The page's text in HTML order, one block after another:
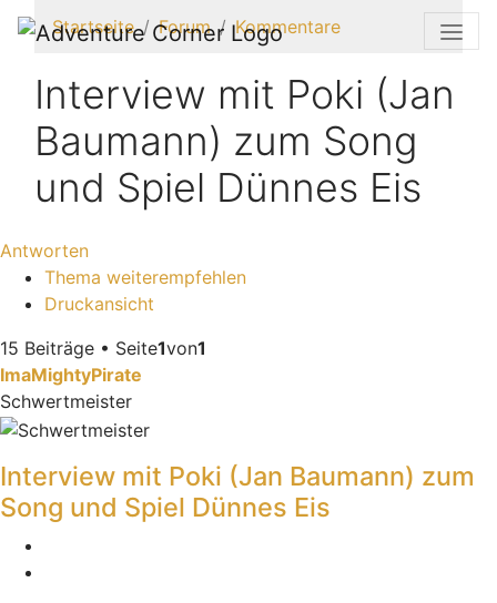
Startseite Forum Kommentare
Interview mit Poki (Jan
Baumann) zum Song
und Spiel Dünnes Eis
Antworten
Thema weiterempfehlen
Druckansicht
15 Beiträge • Seite1von1
ImaMightyPirate
Schwertmeister
Interview mit Poki (Jan Baumann) zum
Song und Spiel Dünnes Eis